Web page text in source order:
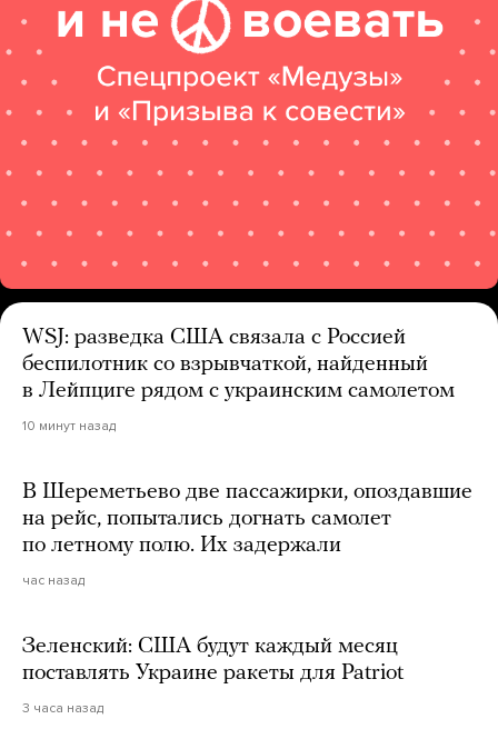
WSJ: разведка США связала с Россией
беспилотник со взрывчаткой, найденный
в Лейпциге рядом с украинским самолетом
10 минут назад
В Шереметьево две пассажирки, опоздавшие
на рейс, попытались догнать самолет
по летному полю. Их задержали
час назад
Зеленский: США будут каждый месяц
поставлять Украине ракеты для Patriot
3 часа назад